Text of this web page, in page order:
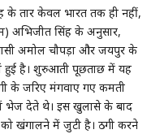
के तार केवल भारत तक ही नहीं,
अभिजीत सिंह के अनुसार,
अमोल चौपड़ा और जयपुर के
हुई है। शुरुआती पूछताछ में यह
के जरिए मंगवाए गए कीमती
भेज देते थे। इस खुलासे के बाद
को खंगालने में जुटी है। ठगी करने